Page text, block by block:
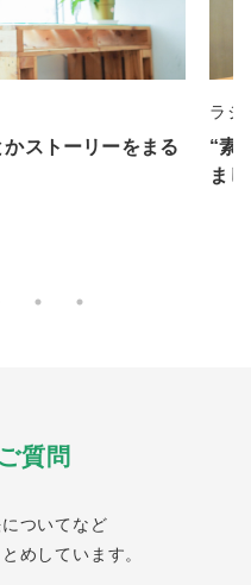
番組で話に上がり
一般
“事
る
質問
ついてなど
めしています。